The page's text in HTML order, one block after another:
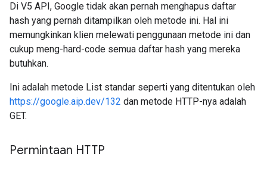
Di V5 API, Google tidak akan pernah menghapus daftar
hash yang pernah ditampilkan oleh metode ini. Hal ini
memungkinkan klien melewati penggunaan metode ini dan
cukup meng-hard-code semua daftar hash yang mereka
butuhkan.
Ini adalah metode List standar seperti yang ditentukan oleh
https://google.aip.dev/132 dan metode HTTP-nya adalah
GET.
Permintaan HTTP